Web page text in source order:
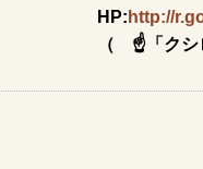
HP: http://
（ ☝「クシロ鍼灸